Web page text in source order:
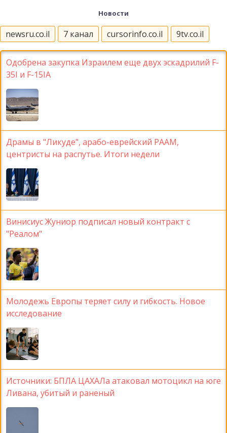
Новости
newsru.co.il 7 канал cursorinfo.co.il 9tv.co.il
Одобрена закупка Израилем еще двух эскадрилий F-
35I и F-15IA
Драмы в "Ликуде", арабо-еврейский РААМ,
центристы на распутье. Итоги недели
Винисиус Жуниор подписал новый контракт с
"Реалом"
Молодежь Европы теряет силу и гибкость. Новое
исследование
Источники: БПЛА ЦАХАЛа атаковал мотоцикл на юге
Ливана, убитый и раненый